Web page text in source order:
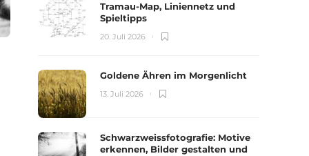
Tramau-Map, Liniennetz und
Spieltipps
20. Juli 2026
Goldene Ähren im Morgenlicht
13. Juli 2026
Schwarzweissfotografie: Motive
erkennen, Bilder gestalten und